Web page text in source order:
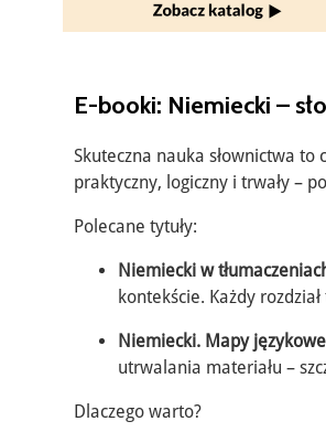
E-booki: Niemiecki –
Skuteczna nauka słownictwa
praktyczny, logiczny i trwały –
Polecane tytuły:
Niemiecki w
kontekście. Każdy
Niemiecki. Mapy językowe
utrwalania materiału –
Dlaczego warto?